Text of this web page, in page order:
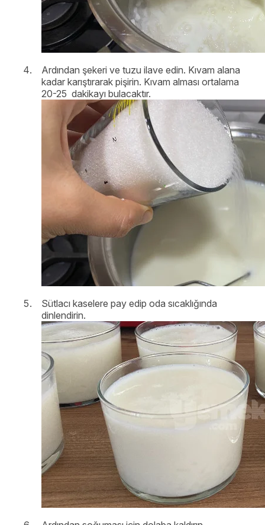
Ardından şekeri ve tuzu ilave edin. Kıvam alana
kadar karıştırarak pişirin. Kıvam alması ortalama
20-25 dakikayı bulacaktır.
Sütlacı kaselere pay edip oda sıcaklığında
dinlendirin.